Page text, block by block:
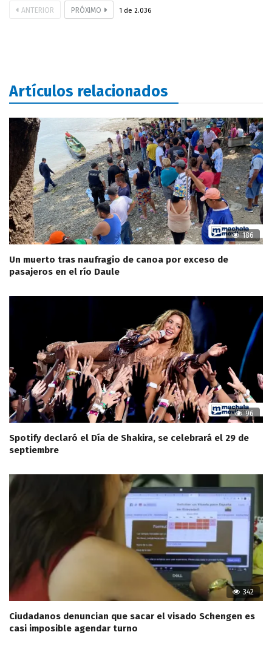
ANTERIOR PRÓXIMO 1 de 2.036
Artículos relacionados
186
Un muerto tras naufragio de canoa por exceso de
pasajeros en el río Daule
96
Spotify declaró el Día de Shakira, se celebrará el 29 de
septiembre
342
Ciudadanos denuncian que sacar el visado Schengen es
casi imposible agendar turno